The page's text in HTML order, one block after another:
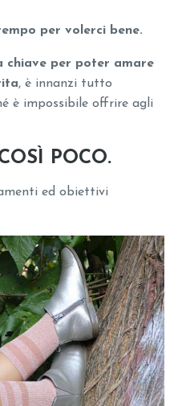
per volerci bene.
chiave per poter amare
, è innanzi tutto
è impossibile offrire agli
POCO.
ed obiettivi